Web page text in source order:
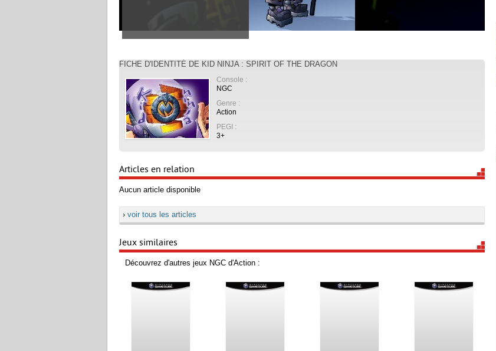
FICHE D'IDENTITÉ DE KID NINJA : SPIRIT OF THE DRAGON
Console :
NGC
Genre :
Action
PEGI :
3+
Articles en relation
Aucun article disponible
› voir tous les articles
Jeux similaires
Découvrez d'autres jeux NGC d'Action :